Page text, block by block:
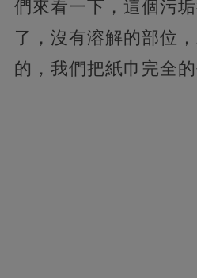
們來看一下，這個污
了，沒有溶解的部位
的，我們把紙巾完全的